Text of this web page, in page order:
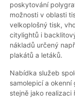
poskytování
možnosti v oblasti
velkoplošný tisk,
citylightů i
nákladů určený
plakátů a letáků.
Nabídka služeb
samolepicí a
stejně jako